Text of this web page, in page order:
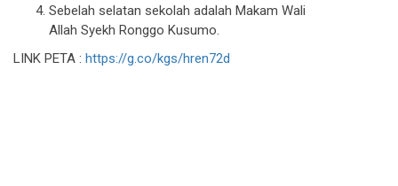
Sebelah selatan sekolah adalah Makam Wali
Allah Syekh Ronggo Kusumo.
LINK PETA : https://g.co/kgs/hren72d